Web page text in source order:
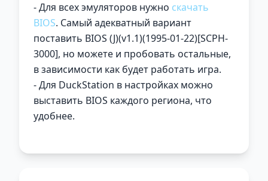
- Для всех эмуляторов нужно скачать
BIOS. Самый адекватный вариант
поставить BIOS (J)(v1.1)(1995-01-22)[SCPH-
3000], но можете и пробовать остальные,
в зависимости как будет работать игра.
- Для DuckStation в настройках можно
выставить BIOS каждого региона, что
удобнее.